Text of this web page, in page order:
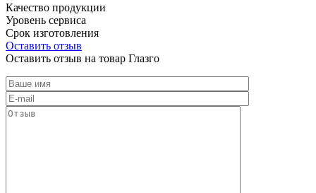
Качество продукции
Уровень сервиса
Срок изготовления
Оставить отзыв
Оставить отзыв на товар Глазго